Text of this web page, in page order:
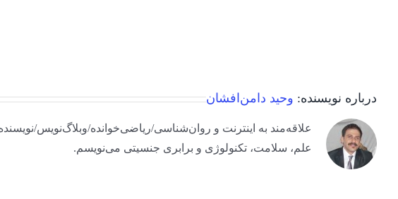
درباره نویسنده: وحید دامن‌افشان
علم، سلامت، تکنولوژی و برابری جنسیتی می‌نویسم.